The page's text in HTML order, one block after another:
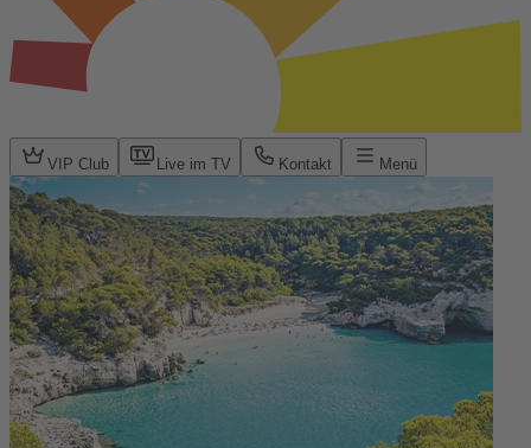
VIP Club Live im TV Kontakt Menü